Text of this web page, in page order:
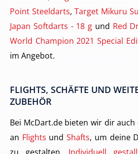
Point Steeldarts, Target Mikuru
Japan Softdarts - 18 g und Red
World Champion 2021 Special
im Angebot.
FLIGHTS, SCHÄFTE UND
ZUBEHÖR
Bei McDart.de bieten wir dir auch
an Flights undShafts, um deine
zu gestalten. Individuell